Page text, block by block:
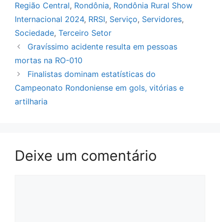
Região Central, Rondônia, Rondônia Rural Show
Internacional 2024, RRSI, Serviço, Servidores,
Sociedade, Terceiro Setor
Gravíssimo acidente resulta em pessoas
mortas na RO-010
Finalistas dominam estatísticas do
Campeonato Rondoniense em gols, vitórias e
artilharia
Deixe um comentário